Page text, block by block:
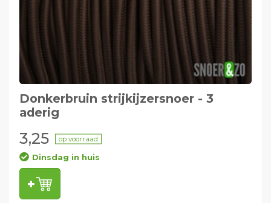
Donkerbruin strijkijzersnoer - 3
aderig
3,25 op voorraad
Dinsdag in huis